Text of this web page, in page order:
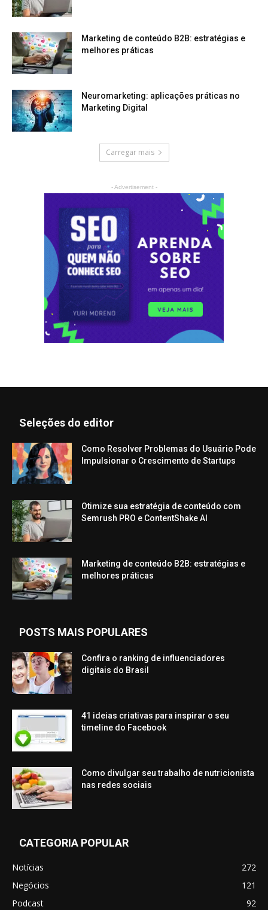
Marketing de conteúdo B2B: estratégias e
melhores práticas
Neuromarketing: aplicações práticas no
Marketing Digital
Carregar mais
- Advertisement -
Seleções do editor
Como Resolver Problemas do Usuário Pode
Impulsionar o Crescimento de Startups
Otimize sua estratégia de conteúdo com
Semrush PRO e ContentShake AI
Marketing de conteúdo B2B: estratégias e
melhores práticas
POSTS MAIS POPULARES
Confira o ranking de influenciadores
digitais do Brasil
41 ideias criativas para inspirar o seu
timeline do Facebook
Como divulgar seu trabalho de nutricionista
nas redes sociais
CATEGORIA POPULAR
Notícias
272
Negócios
121
Podcast
92